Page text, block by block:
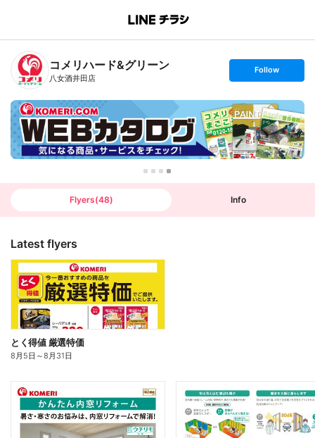
B
n
T
コメリハード&グリーン
八女酒井田店
s
t
o
l
l
o
w
Follow
Flyers(48) Info
Latest flyers
とく得値 厳選特価
8月5日 ～8月31日